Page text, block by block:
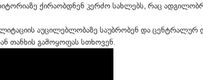
ქირაობდნენ კერძო სახლებს, რაც
აუცილებლობაზე საუბრობენ და
თანხის გამოყოფას სთხოვენ.